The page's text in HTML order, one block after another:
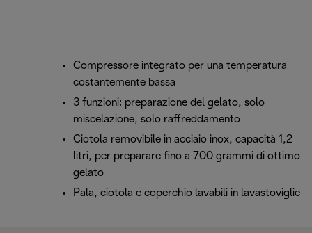
Compressore integrato per una temperatura
costantemente bassa
3 funzioni: preparazione del gelato, solo
miscelazione, solo raffreddamento
Ciotola removibile in acciaio inox, capacità 1,2
litri, per preparare fino a 700 grammi di ottimo
gelato
Pala, ciotola e coperchio lavabili in lavastoviglie